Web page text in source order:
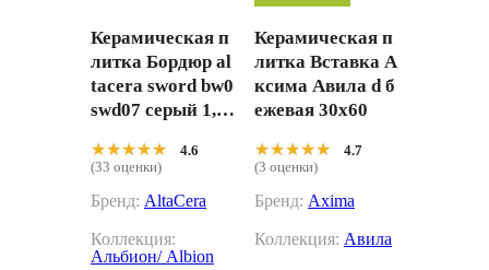
Керамическая п
литка Бордюр al
tacera sword bw0
swd07 серый 1,3
★★★★★
★★★★★
4.6
(33 оценки)
Бренд: AltaCera
Коллекция:
Альбион/ Albion
Керамическая п
литка Вставка А
ксима Авила d б
ежевая 30x60
★★★★★
★★★★★
4.7
(3 оценки)
Бренд: Axima
Коллекция: Авила